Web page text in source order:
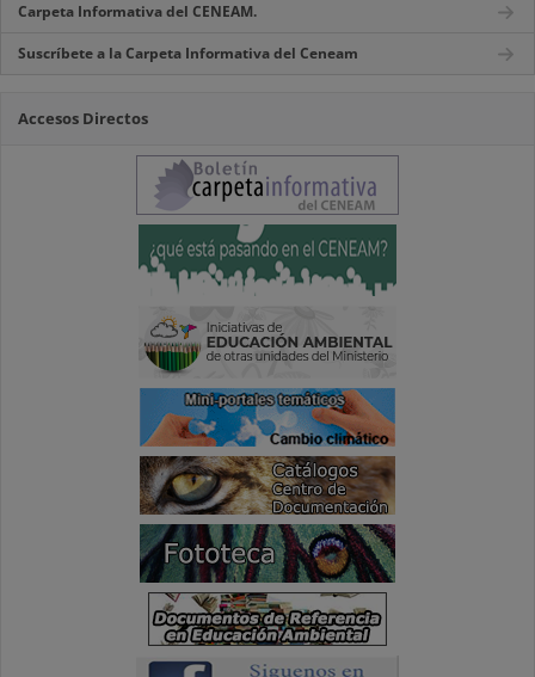
Carpeta Informativa del CENEAM.
Suscríbete a la Carpeta Informativa del Ceneam
Accesos Directos